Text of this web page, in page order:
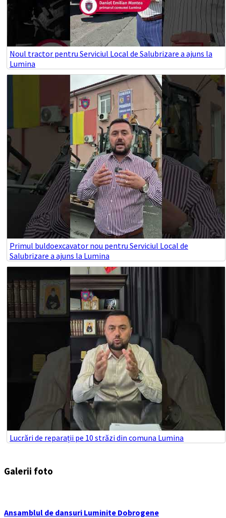
Noul tractor pentru Serviciul Local de Salubrizare a ajuns la
Lumina
Primul buldoexcavator nou pentru Serviciul Local de
Salubrizare a ajuns la Lumina
Lucrări de reparații pe 10 străzi din comuna Lumina
Galerii foto
Ansamblul de dansuri Luminite Dobrogene